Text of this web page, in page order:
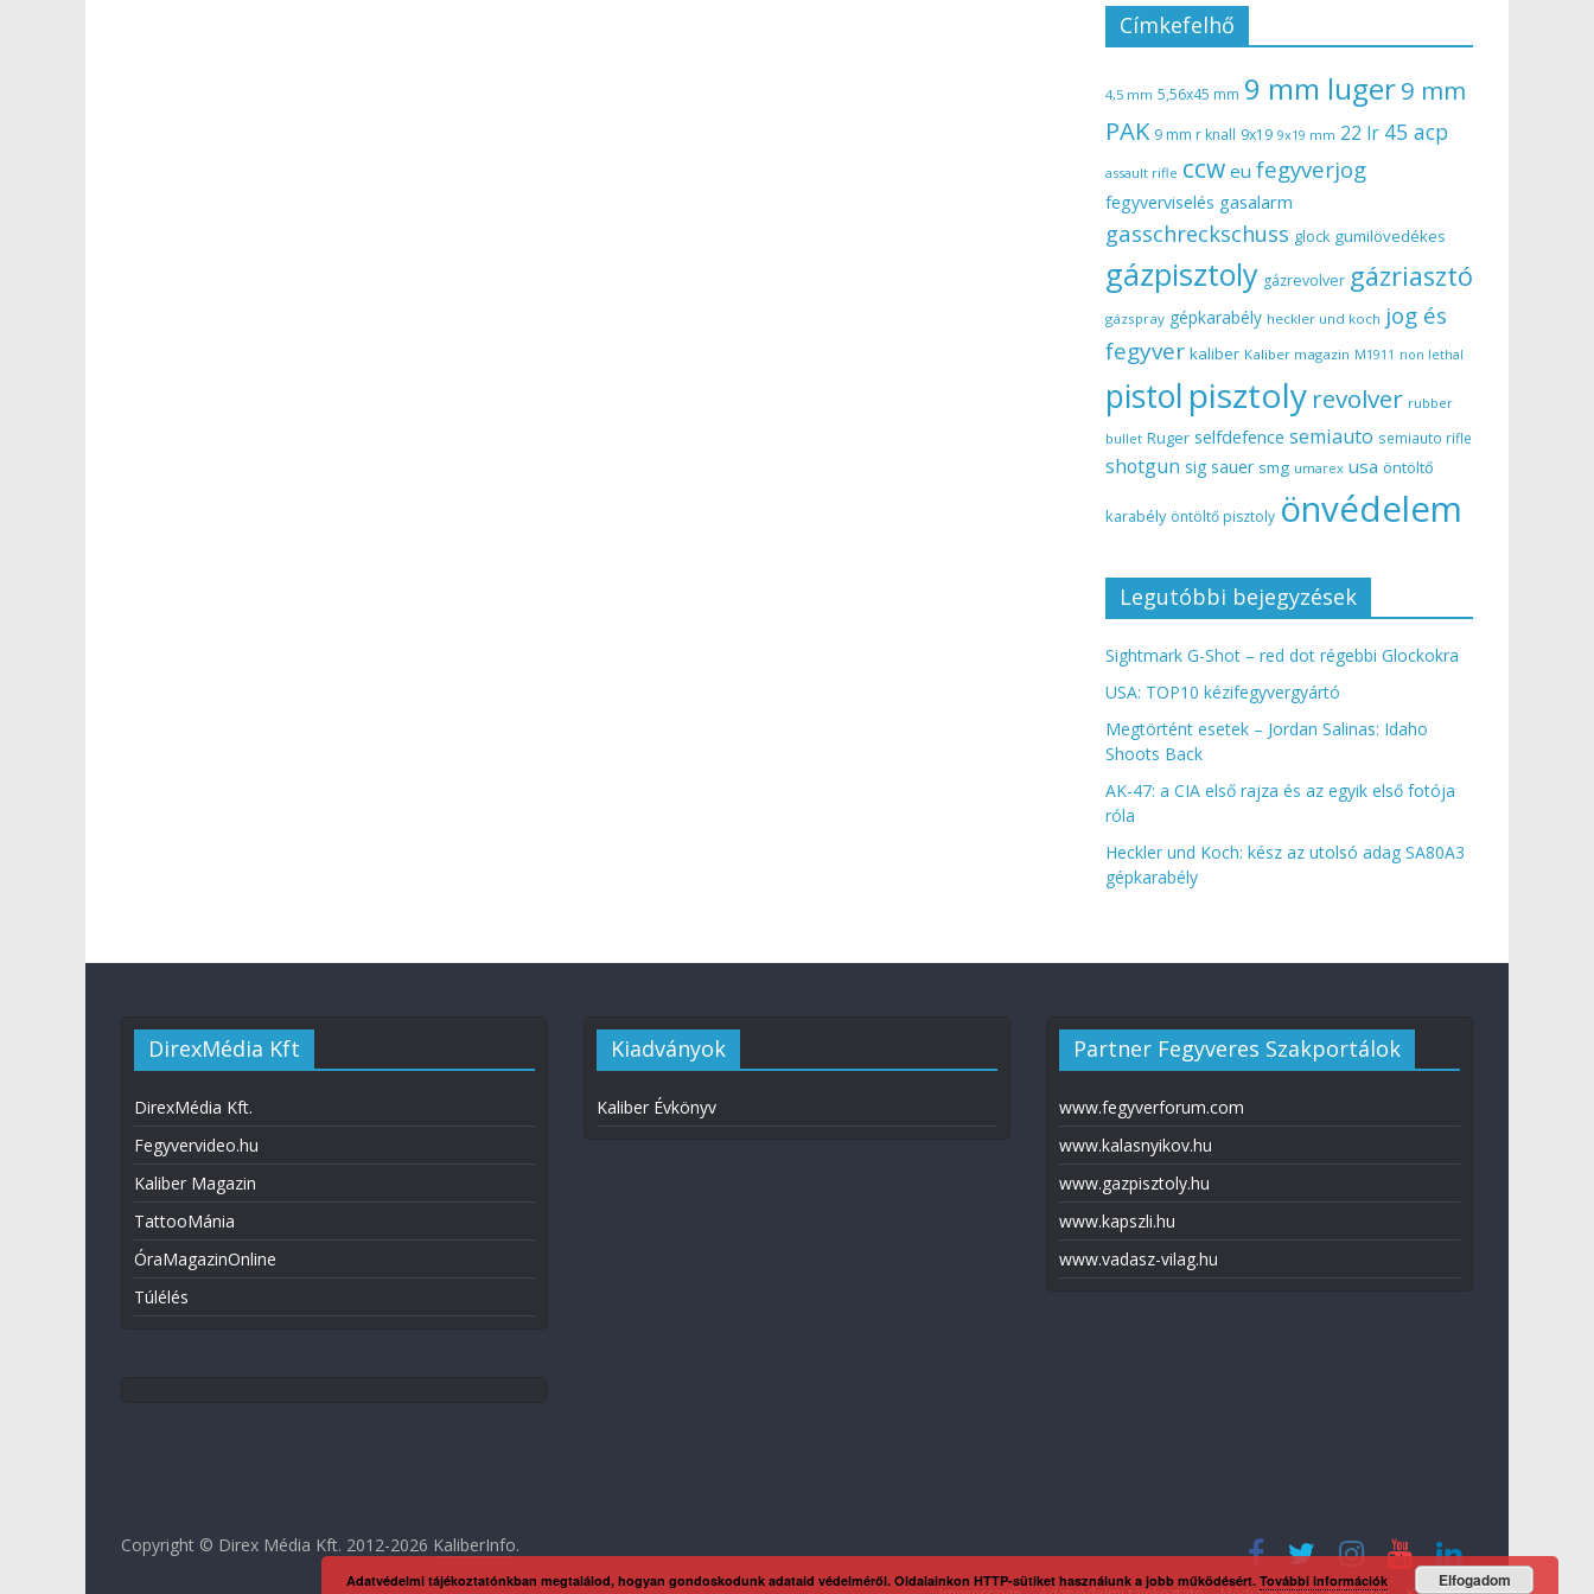
Címkefelhő
4,5 mm 5,56x45 mm 9 mm luger9 mm
PAK 9 mm r knall 9x19 9x19 mm 22 lr 45 acp
assault rifle ccw eu fegyverjog
fegyverviselés gasalarm
gasschreckschuss glock gumilövedékes
gázpisztoly gázrevolver gázriasztó
gázspray gépkarabély heckler und koch jog és
fegyver kaliber Kaliber magazin M1911 non lethal
pistol pisztoly revolver rubber
bullet Ruger selfdefence semiauto semiauto rifle
shotgun sig sauer smg umarex usa öntöltő
karabély öntöltő pisztoly önvédelem
Legutóbbi bejegyzések
Sightmark G-Shot – red dot régebbi Glockokra
USA: TOP10 kézifegyvergyártó
Megtörtént esetek – Jordan Salinas: Idaho
Shoots Back
AK-47: a CIA első rajza és az egyik első fotója
róla
Heckler und Koch: kész az utolsó adag SA80A3
gépkarabély
DirexMédia Kft
DirexMédia Kft.
Fegyvervideo.hu
Kaliber Magazin
TattooMánia
ÓraMagazinOnline
Túlélés
Kiadványok
Kaliber Évkönyv
Partner Fegyveres Szakportálok
www.fegyverforum.com
www.kalasnyikov.hu
www.gazpisztoly.hu
www.kapszli.hu
www.vadasz-vilag.hu
Copyright © Direx Média Kft. 2012-2026 KaliberInfo.
Adatvédelmi tájékoztatónkban megtalálod, hogyan gondoskodunk adataid védelméről. Oldalainkon HTTP-sütiket használunk a jobb működésért. További információk Elfogadom